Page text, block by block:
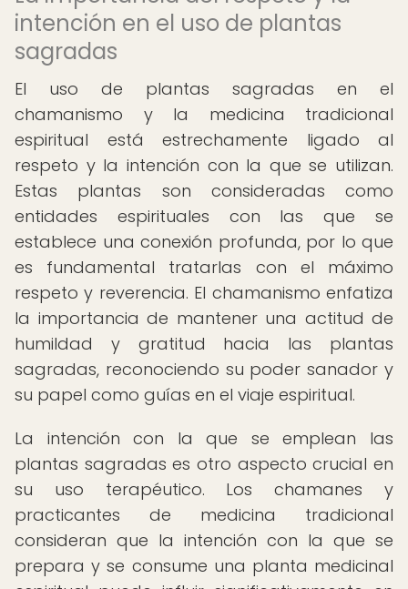
intención en el uso de plantas
sagradas
El uso de plantas sagradas en el
chamanismo y la medicina tradicional
espiritual está estrechamente ligado al
respeto y la intención con la que se utilizan.
Estas plantas son consideradas como
entidades espirituales con las que se
establece una conexión profunda, por lo que
es fundamental tratarlas con el máximo
respeto y reverencia. El chamanismo enfatiza
la importancia de mantener una actitud de
humildad y gratitud hacia las plantas
sagradas, reconociendo su poder sanador y
su papel como guías en el viaje espiritual.
La intención con la que se emplean las
plantas sagradas es otro aspecto crucial en
su uso terapéutico. Los chamanes y
practicantes de medicina tradicional
consideran que la intención con la que se
prepara y se consume una planta medicinal